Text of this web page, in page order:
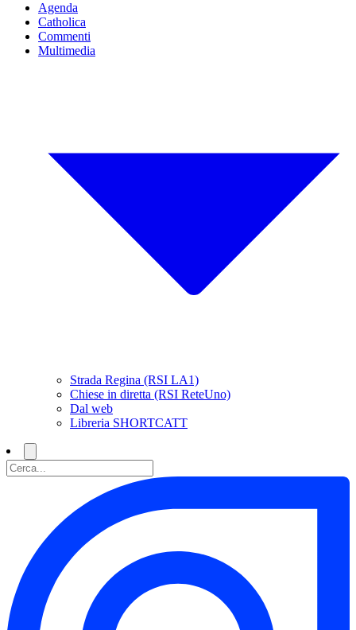
Agenda
Catholica
Commenti
Multimedia
Strada Regina (RSI LA1)
Chiese in diretta (RSI ReteUno)
Dal web
Libreria SHORTCATT